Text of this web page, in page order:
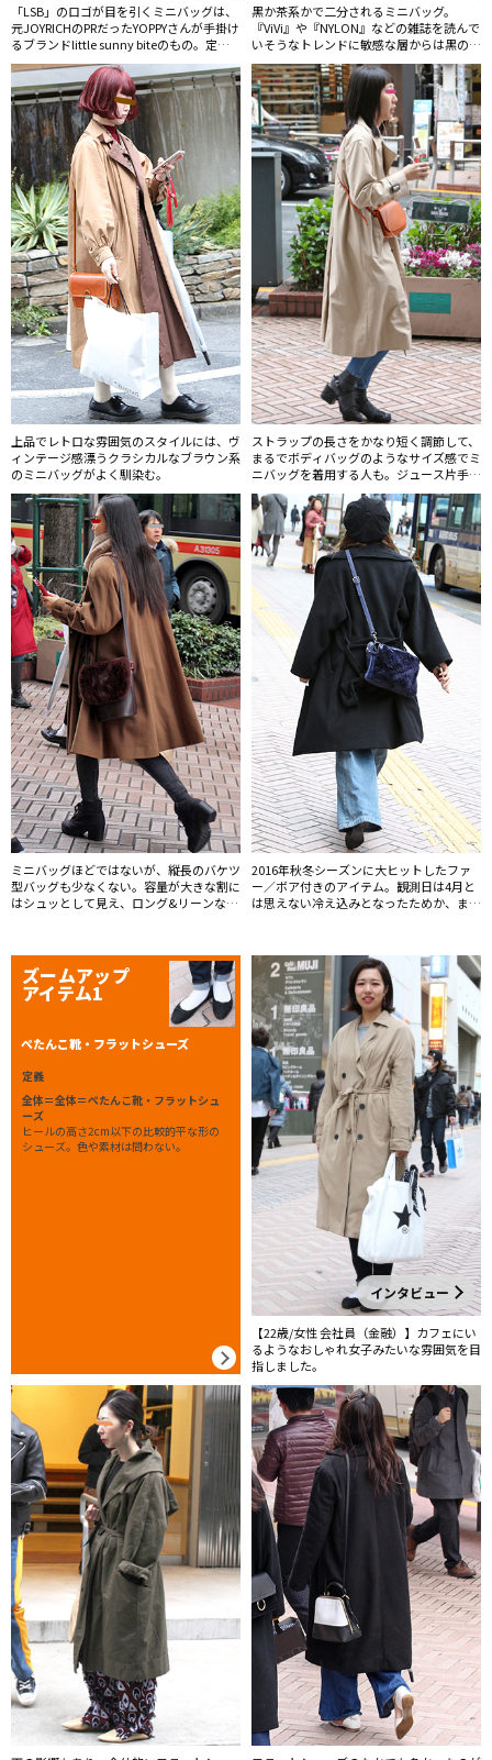
「LSB」のロゴが目を引くミニバッグは、
元JOYRICHのPRだったYOPPYさんが手掛け
るブランドlittle sunny biteのもの。定点
観測でも20代前後の女性に大人気のブラ
ンドだ。
黒か茶系かで二分されるミニバッグ。
『ViVi』や『NYLON』などの雑誌を読んで
いそうなトレンドに敏感な層からは黒のも
のが支持されている。
上品でレトロな雰囲気のスタイルには、ヴ
ィンテージ感漂うクラシカルなブラウン系
のミニバッグがよく馴染む。
ストラップの長さをかなり短く調節して、
まるでボディバッグのようなサイズ感でミ
ニバッグを着用する人も。ジュース片手に
渋谷を散策する姿が軽快。
ミニバッグほどではないが、縦長のバケツ
型バッグも少なくない。容量が大きな割に
はシュッとして見え、ロング&リーンなシ
2016年秋冬シーズンに大ヒットしたファ
ー／ボア付きのアイテム。観測日は4月と
は思えない冷え込みとなったためか、まだ
ズームアップ
アイテム1
ぺたんこ靴・フラットシューズ
定義
全体＝全体＝ぺたんこ靴・フラットシュ
ーズ
ヒールの高さ2cm以下の比較的平な形の
シューズ。色や素材は問わない。
インタビュー
【22歳/女性 会社員（金融）】カフェにい
るようなおしゃれ女子みたいな雰囲気を目
指しました。